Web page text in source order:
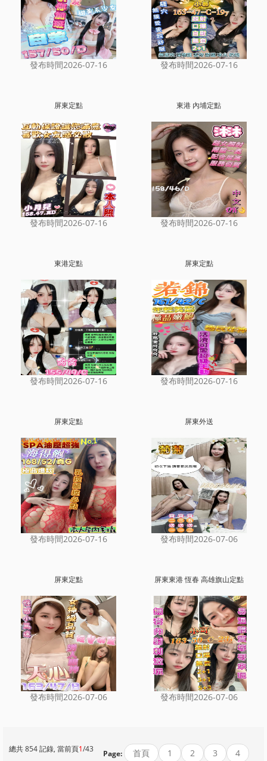
發布時間2026-07-16 發布時間2026-07-16
屏東定點
發布時間2026-07-16
東港 內埔定點
發布時間2026-07-16
東港定點
發布時間2026-07-16
屏東定點
發布時間2026-07-16
屏東定點
發布時間2026-07-16
屏東外送
發布時間2026-07-06
屏東定點
發布時間2026-07-06
屏東東港 恆春 高雄旗山定點
發布時間2026-07-06
Page:
總共 854 記錄, 當前頁1/43 首頁 1 2 3 4